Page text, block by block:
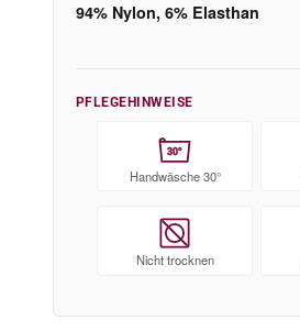
94% Nylon, 6% Elasthan
PFLEGEHINWEISE
30°
Handwäsche 30°
Nicht trocknen